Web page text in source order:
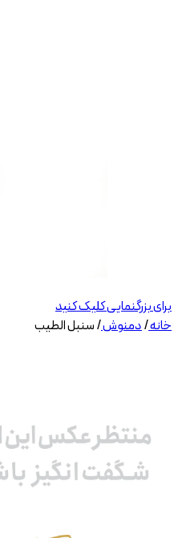
برای بزرگنمایی کلیک کنید
خانه/دمنوش/سنبل الطیب